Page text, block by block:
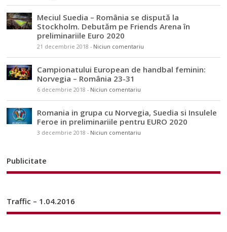
Meciul Suedia – România se dispută la
Stockholm. Debutăm pe Friends Arena în
preliminariile Euro 2020
21 decembrie 2018 - Niciun comentariu
Campionatului European de handbal feminin:
Norvegia – România 23-31
6 decembrie 2018 - Niciun comentariu
Romania in grupa cu Norvegia, Suedia si Insulele
Feroe in preliminariile pentru EURO 2020
3 decembrie 2018 - Niciun comentariu
Publicitate
Traffic – 1.04.2016